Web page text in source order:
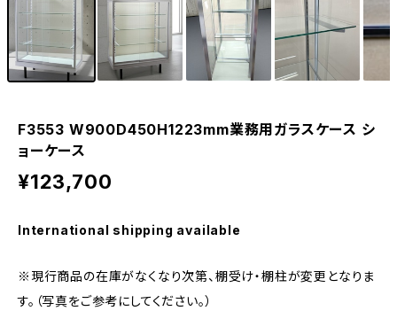
F3553 W900D450H1223mm業務用ガラスケース シ
ョーケース
¥123,700
International shipping available
※現行商品の在庫がなくなり次第、棚受け・棚柱が変更となりま
す。（写真をご参考にしてください。）